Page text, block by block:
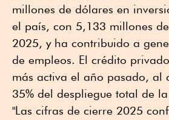
millones de dólares en
el país, con 5,133 millones
2025, y ha contribuido a
de empleos. El crédito
más activa el año pasado, al
35% del despliegue total de
"Las cifras de cierre 2025